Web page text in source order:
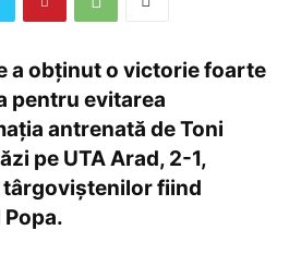
a obţinut o victorie foarte
pentru evitarea
antrenată de Toni
pe UTA Arad, 2-1,
târgoviştenilor fiind